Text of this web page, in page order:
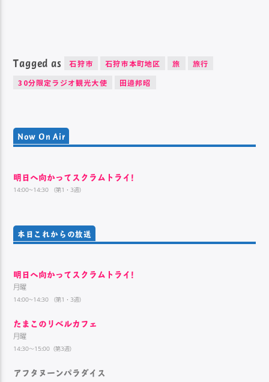
Tagged as 石狩市 石狩市本町地区 旅
旅行
30分限定ラジオ観光大使
田邉邦昭
Now On Air
明日へ向かってスクラムトライ!
14:00~14:30 （第1・3週）
本日これからの放送
明日へ向かってスクラムトライ!
月曜
14:00~14:30 （第1・3週）
たまこのリベルカフェ
月曜
14:30～15:00（第3週）
アフタヌーンパラダイス